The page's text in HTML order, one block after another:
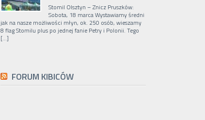
Stomil Olsztyn – Znicz Pruszków:
Sobota, 18 marca Wystawiamy średni
jak na nasze możliwości młyn, ok. 250 osób, wieszamy
8 flag Stomilu plus po jednej fanie Petry i Polonii. Tego
[…]
FORUM KIBICÓW